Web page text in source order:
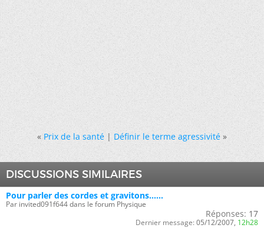
« Prix de la santé|Définir le terme agressivité »
DISCUSSIONS SIMILAIRES
Pour parler des cordes et gravitons......
Par invited091f644 dans le forum Physique
Réponses: 17
Dernier message: 05/12/2007, 12h28